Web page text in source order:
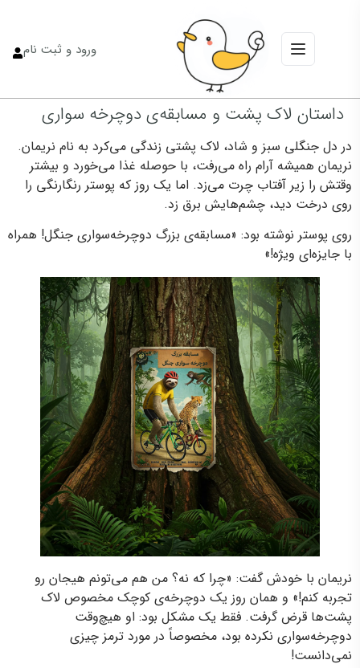
ورود و ثبت نام
داستان لاک پشت و مسابقه‌ی دوچرخه‌ سواری
در دل جنگلی سبز و شاد، لاک پشتی زندگی می‌کرد به نام نریمان.
نریمان همیشه آرام راه می‌رفت، با حوصله غذا می‌خورد و بیشتر
وقتش را زیر آفتاب چرت می‌زد. اما یک روز که پوستر رنگارنگی را
روی درخت دید، چشم‌هایش برق زد.
روی پوستر نوشته بود: «مسابقه‌ی بزرگ دوچرخه‌سواری جنگل! همراه
با جایزه‌ای ویژه!»
نریمان با خودش گفت: «چرا که نه؟ من هم می‌تونم هیجان رو
تجربه کنم!» و همان روز یک دوچرخه‌ی کوچک مخصوص لاک
پشت‌ها قرض گرفت. فقط یک مشکل بود: او هیچ‌وقت
دوچرخه‌سواری نکرده بود، مخصوصاً در مورد ترمز چیزی
نمی‌دانست!